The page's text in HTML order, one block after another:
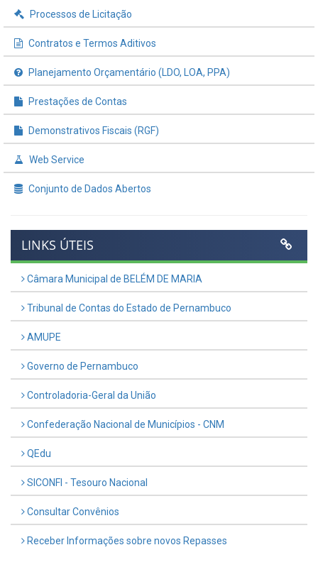
Processos de Licitação
Contratos e Termos Aditivos
Planejamento Orçamentário (LDO, LOA, PPA)
Prestações de Contas
Demonstrativos Fiscais (RGF)
Web Service
Conjunto de Dados Abertos
LINKS ÚTEIS
Câmara Municipal de BELÉM DE MARIA
Tribunal de Contas do Estado de Pernambuco
AMUPE
Governo de Pernambuco
Controladoria-Geral da União
Confederação Nacional de Municípios - CNM
QEdu
SICONFI - Tesouro Nacional
Consultar Convênios
Receber Informações sobre novos Repasses